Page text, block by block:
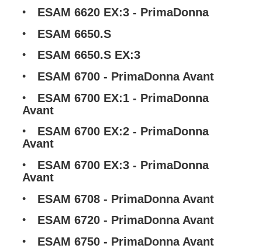
ESAM 6620 EX:3 - PrimaDonna
ESAM 6650.S
ESAM 6650.S EX:3
ESAM 6700 - PrimaDonna Avant
ESAM 6700 EX:1 - PrimaDonna
Avant
ESAM 6700 EX:2 - PrimaDonna
Avant
ESAM 6700 EX:3 - PrimaDonna
Avant
ESAM 6708 - PrimaDonna Avant
ESAM 6720 - PrimaDonna Avant
ESAM 6750 - PrimaDonna Avant